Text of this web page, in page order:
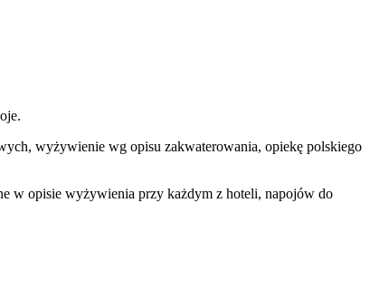
wyżywienie wg opisu zakwaterowania, opiekę polskiego
w opisie wyżywienia przy każdym z hoteli, napojów do